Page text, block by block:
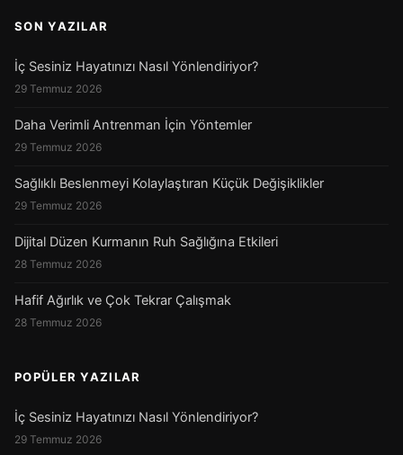
SON YAZILAR
İç Sesiniz Hayatınızı Nasıl Yönlendiriyor?
29 Temmuz 2026
Daha Verimli Antrenman İçin Yöntemler
29 Temmuz 2026
Sağlıklı Beslenmeyi Kolaylaştıran Küçük Değişiklikler
29 Temmuz 2026
Dijital Düzen Kurmanın Ruh Sağlığına Etkileri
28 Temmuz 2026
Hafif Ağırlık ve Çok Tekrar Çalışmak
28 Temmuz 2026
POPÜLER YAZILAR
İç Sesiniz Hayatınızı Nasıl Yönlendiriyor?
29 Temmuz 2026